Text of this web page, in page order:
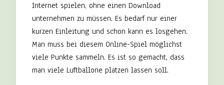
Internet spielen, ohne einen Download
unternehmen zu müssen. Es bedarf nur einer
kurzen Einleitung und schon kann es losgehen.
Man muss bei diesem Online-Spiel möglichst
viele Punkte sammeln. Es ist so gemacht, dass
man viele Luftballone platzen lassen soll.